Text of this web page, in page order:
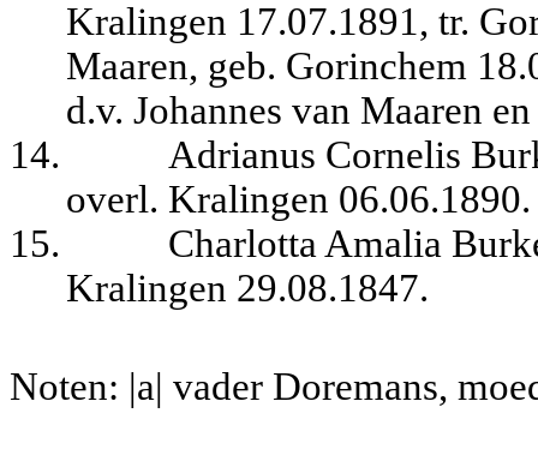
Kralingen 17.07.1891, tr.
Maaren, geb. Gorinchem
d.v. Johannes van Maaren
14.
Adrianus Cornelis
overl. Kralingen 06.06.1890.
15.
Charlotta Amalia
Kralingen 29.08.1847.
Noten: |a| vader Doremans,